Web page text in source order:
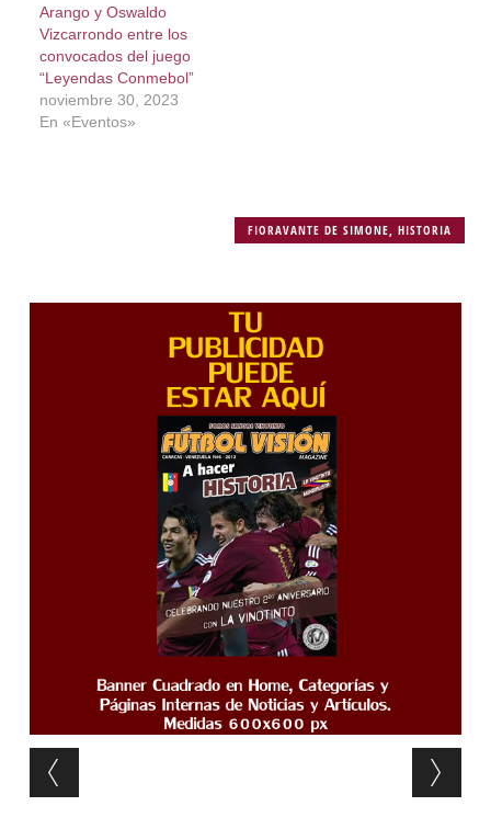
Arango y Oswaldo
Vizcarrondo entre los
convocados del juego
“Leyendas Conmebol”
noviembre 30, 2023
En «Eventos»
FIORAVANTE DE SIMONE ,HISTORIA
Post navigation